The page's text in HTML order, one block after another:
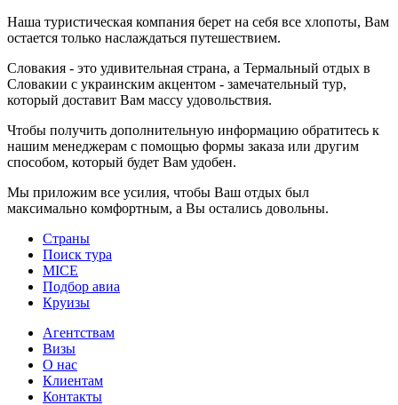
Наша туристическая компания берет на себя все хлопоты, Вам
остается только наслаждаться путешествием.
Словакия - это удивительная страна, а Термальный отдых в
Словакии с украинским акцентом - замечательный тур,
который доставит Вам массу удовольствия.
Чтобы получить дополнительную информацию обратитесь к
нашим менеджерам с помощью формы заказа или другим
способом, который будет Вам удобен.
Мы приложим все усилия, чтобы Ваш отдых был
максимально комфортным, а Вы остались довольны.
Страны
Поиск тура
MICE
Подбор авиа
Круизы
Агентствам
Визы
О нас
Клиентам
Контакты